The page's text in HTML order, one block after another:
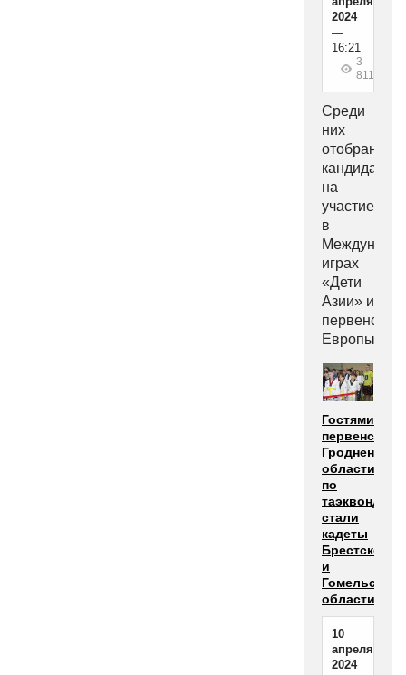
2024
—
16:21
3
811
Среди
них
отобраны
кандидаты
на
участие
в
играх
«Дети
Азии» и
первенстве
Европы-
Гостями
первенства
Гродненской
области
по
таэквондо
стали
кадеты
Брестской
и
Гомельской
области
10
апреля
2024